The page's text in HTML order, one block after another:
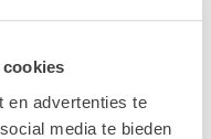
en advertenties te
media te bieden